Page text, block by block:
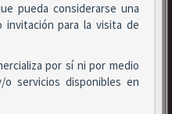
pueda considerarse una
invitación para la visita de
por sí ni por medio
servicios disponibles en